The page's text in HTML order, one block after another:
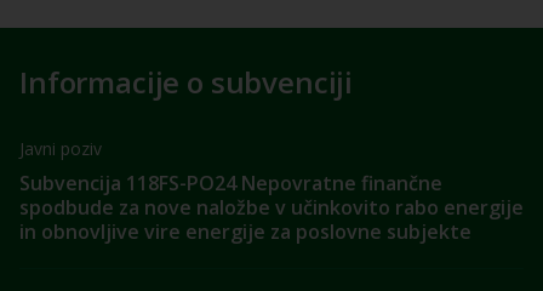
Informacije o subvenciji
Javni poziv
Subvencija 118FS-PO24 Nepovratne finančne
spodbude za nove naložbe v učinkovito rabo energije
in obnovljive vire energije za poslovne subjekte